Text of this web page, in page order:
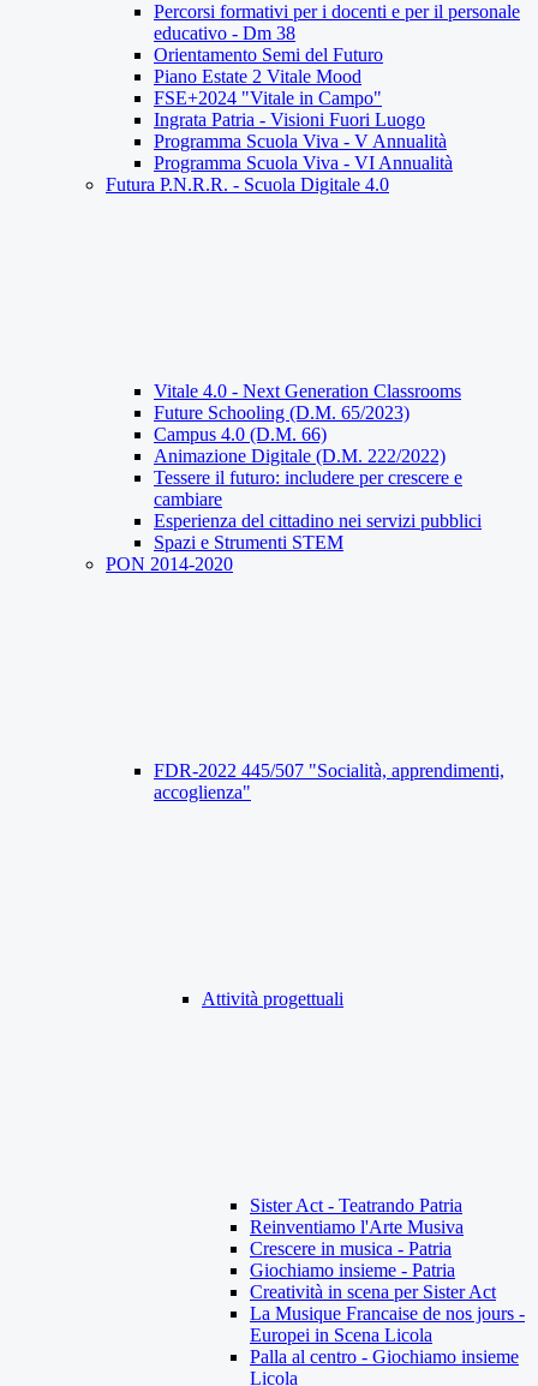
Percorsi formativi per i docenti e per il personale
educativo - Dm 38
Orientamento Semi del Futuro
Piano Estate 2 Vitale Mood
FSE+2024 "Vitale in Campo"
Ingrata Patria - Visioni Fuori Luogo
Programma Scuola Viva - V Annualità
Programma Scuola Viva - VI Annualità
Futura P.N.R.R. - Scuola Digitale 4.0
Vitale 4.0 - Next Generation Classrooms
Future Schooling (D.M. 65/2023)
Campus 4.0 (D.M. 66)
Animazione Digitale (D.M. 222/2022)
Tessere il futuro: includere per crescere e
cambiare
Esperienza del cittadino nei servizi pubblici
Spazi e Strumenti STEM
PON 2014-2020
FDR-2022 445/507 "Socialità, apprendimenti,
accoglienza"
Attività progettuali
Sister Act - Teatrando Patria
Reinventiamo l'Arte Musiva
Crescere in musica - Patria
Giochiamo insieme - Patria
Creatività in scena per Sister Act
La Musique Francaise de nos jours -
Europei in Scena Licola
Palla al centro - Giochiamo insieme
Licola